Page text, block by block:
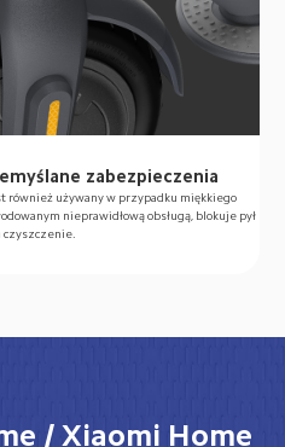
zabezpieczenia
również używany w przypadku miękkiego
nieprawidłową obsługą, blokuje pył
czyszczenie.
/ Xiaomi Home